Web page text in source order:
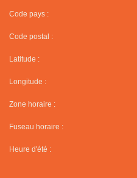
Code pays :
Code postal :
Latitude :
Longitude :
Zone horaire :
Fuseau horaire :
Heure d'été :